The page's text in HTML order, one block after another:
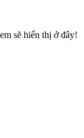
sẽ hiển thị ở đây!